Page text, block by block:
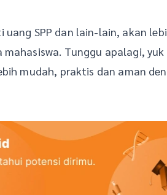
uang SPP dan lain-lain, akan
Tunggu apalagi, yuk
mudah, praktis dan aman